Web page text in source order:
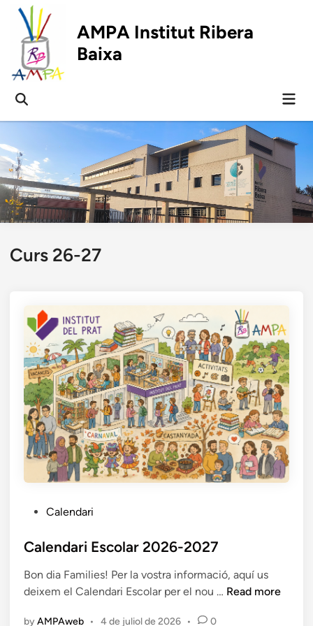
Skip
content
AMPA Institut Ribera
Baixa
Open
Main
Curs 26-27
s
e
d
Calendari
Calendari Escolar 2026-2027
Bon dia Families! Per la vostra informació, aquí us
deixem el Calendari Escolar per el nou … C
Read more
byAMPAweb • 4 de juliol de 2026 • 0